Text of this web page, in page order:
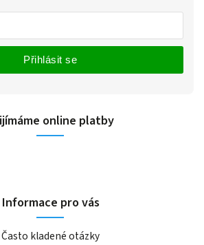
Přihlásit se
online platby
Informace pro vás
Často kladené otázky